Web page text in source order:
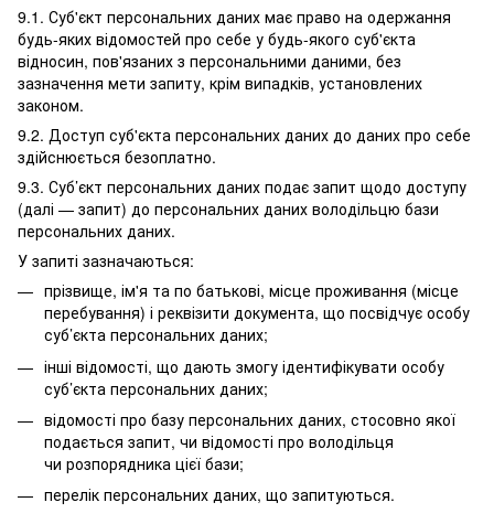
9.1. Суб'єкт персональних даних має право на одержання
будь-яких відомостей про себе у будь-якого суб'єкта
відносин, пов'язаних з персональними даними, без
зазначення мети запиту, крім випадків, установлених
законом.
9.2. Доступ суб'єкта персональних даних до даних про себе
здійснюється безоплатно.
9.3. Суб’єкт персональних даних подає запит щодо доступу
(далі — запит) до персональних даних володільцю бази
персональних даних.
У запиті зазначаються:
прізвище, ім'я та по батькові, місце проживання (місце
перебування) і реквізити документа, що посвідчує особу
суб’єкта персональних даних;
інші відомості, що дають змогу ідентифікувати особу
суб’єкта персональних даних;
відомості про базу персональних даних, стосовно якої
подається запит, чи відомості про володільця
чи розпорядника цієї бази;
перелік персональних даних, що запитуються.